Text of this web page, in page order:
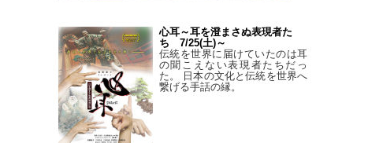
心耳～耳を澄まさぬ表現者た
ち 7/25(土)～
伝統を世界に届けていたのは耳
の聞こえない表現者たちだっ
た。 日本の文化と伝統を世界へ
繋げる手話の縁。